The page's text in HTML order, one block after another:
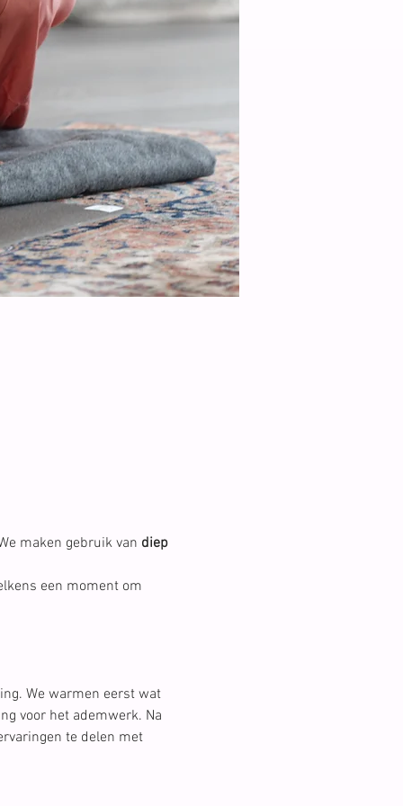
maken gebruik van diep
een moment om
We warmen eerst wat
voor het ademwerk. Na
te delen met